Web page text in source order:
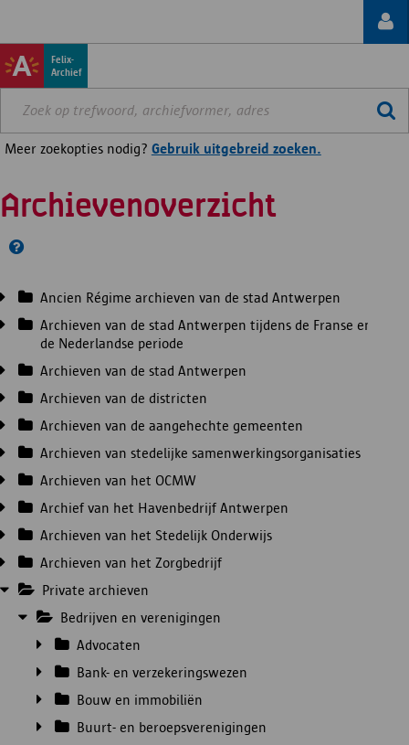
Felix-
Archief
Meer zoekopties nodig? Gebruik uitgebreid zoeken.
Archievenoverzicht
Ancien Régime archieven van de stad Antwerpen
Archieven van de stad Antwerpen tijdens de Franse en
de Nederlandse periode
Archieven van de stad Antwerpen
Archieven van de districten
Archieven van de aangehechte gemeenten
Archieven van stedelijke samenwerkingsorganisaties
Archieven van het OCMW
Archief van het Havenbedrijf Antwerpen
Archieven van het Stedelijk Onderwijs
Archieven van het Zorgbedrijf
Private archieven
Bedrijven en verenigingen
Advocaten
Bank- en verzekeringswezen
Bouw en immobiliën
Buurt- en beroepsverenigingen